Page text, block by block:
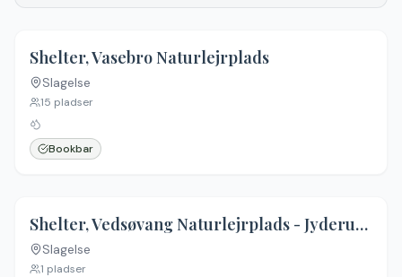
Ingen billeder
Shelter, Vasebro Naturlejrplads
Slagelse
15 pladser
Bookbar
Ingen billeder
Shelter, Vedsøvang Naturlejrplads - Jyderupstien
Slagelse
1 pladser